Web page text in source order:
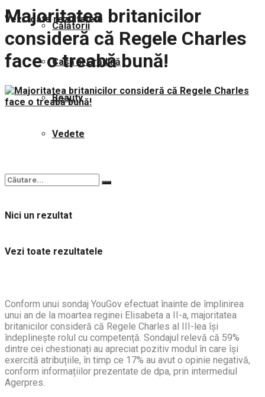
Călătorii
Casă și Grădină
Beauty
Vedete
Nici un rezultat
Vezi toate rezultatele
Vezi toate rezultatele
Majoritatea britanicilor
consideră că Regele Charles
face o treabă bună!
Conform unui sondaj YouGov efectuat înainte de împlinirea
unui an de la moartea reginei Elisabeta a II-a, majoritatea
britanicilor consideră că Regele Charles al III-lea își
îndeplinește rolul cu competență. Sondajul relevă că 59%
dintre cei chestionați au apreciat pozitiv modul în care își
exercită atribuțiile, în timp ce 17% au avut o opinie negativă,
conform informațiilor prezentate de dpa, prin intermediul
Agerpres.